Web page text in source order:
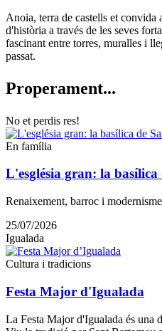
Anoia, terra de castells et
d'història a través de les seves
fascinant entre torres, muralles i
passat.
Properament...
No et perdis res!
En família
L'església gran: la
Renaixement, barroc i
25/07/2026
Igualada
Cultura i tradicions
Festa Major d'Igualada
La Festa Major d'Igualada és una